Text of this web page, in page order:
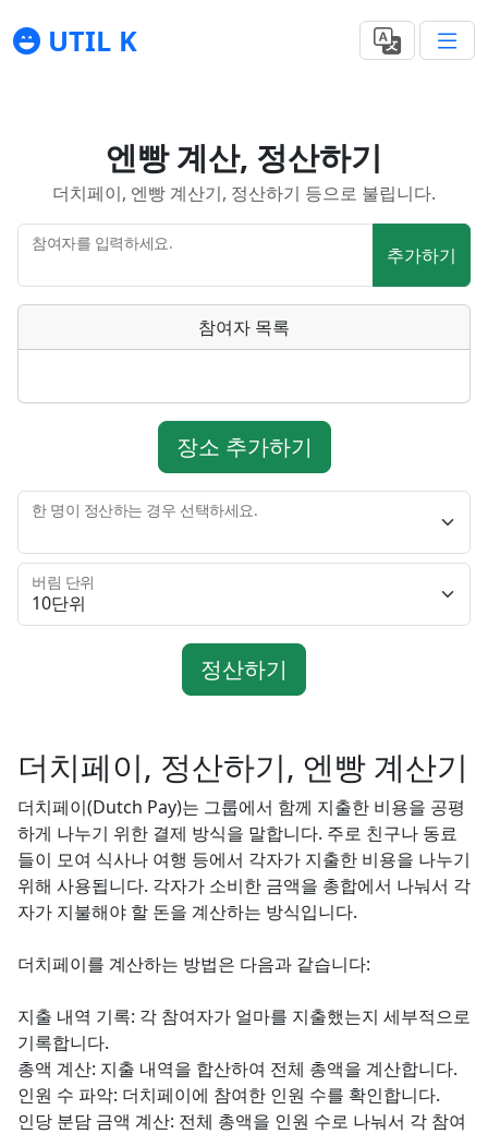
UTIL K
엔빵 계산, 정산하기
더치페이, 엔빵 계산기, 정산하기 등으로 불립니다.
참여자를 입력하세요.
추가하기
참여자 목록
장소 추가하기
한 명이 정산하는 경우 선택하세요.
버림 단위
정산하기
더치페이, 정산하기, 엔빵 계산기
더치페이(Dutch Pay)는 그룹에서 함께 지출한 비용을 공평
하게 나누기 위한 결제 방식을 말합니다. 주로 친구나 동료
들이 모여 식사나 여행 등에서 각자가 지출한 비용을 나누기
위해 사용됩니다. 각자가 소비한 금액을 총합에서 나눠서 각
자가 지불해야 할 돈을 계산하는 방식입니다.
더치페이를 계산하는 방법은 다음과 같습니다:
지출 내역 기록: 각 참여자가 얼마를 지출했는지 세부적으로
기록합니다.
총액 계산: 지출 내역을 합산하여 전체 총액을 계산합니다.
인원 수 파악: 더치페이에 참여한 인원 수를 확인합니다.
인당 분담 금액 계산: 전체 총액을 인원 수로 나눠서 각 참여